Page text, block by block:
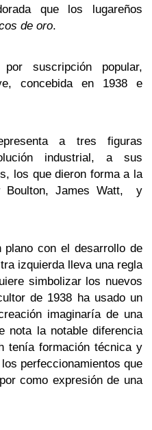
que los lugareños
de oro.
suscripción popular,
concebida en 1938 e
a tres figuras
industrial, a sus
los que dieron forma a la
Boulton, James Watt, y
con el desarrollo de
izquierda lleva una regla
simbolizar los nuevos
de 1938 ha usado un
imaginaría de una
nota la notable diferencia
tenía formación técnica y
perfeccionamientos que
como expresión de una